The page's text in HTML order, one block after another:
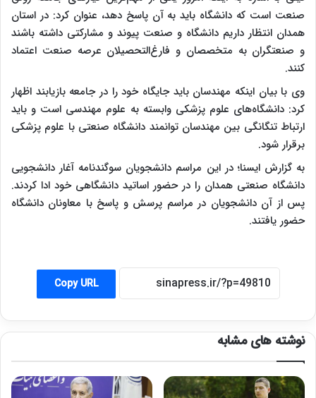
صنعت است که دانشگاه باید به آن پاسخ دهد، عنوان کرد: در استان
همدان انتظار داریم دانشگاه و صنعت پیوند و مشارکتی داشته باشند
و صنعتگران به متخصصان و فارغ‌التحصیلان عرصه صنعت اعتماد
کنند.
وی با بیان اینکه مهندسان باید جایگاه خود را در جامعه بازیابند اظهار
کرد: دانشگاه‌های علوم پزشکی وابسته به علوم مهندسی است و باید
ارتباط تنگانگی بین مهندسان توانمند دانشگاه صنعتی با علوم پزشکی
برقرار شود.
به گزارش ایسنا؛ در این مراسم دانشجویان سوگندنامه آغار دانشجویی
دانشگاه صنعتی همدان را در حضور اساتید دانشگاهی خود ادا کردند.
پس از آن دانشجویان در مراسم پرسش و پاسخ با معاونان دانشگاه
حضور یافتند.
Copy URL
نوشته های مشابه